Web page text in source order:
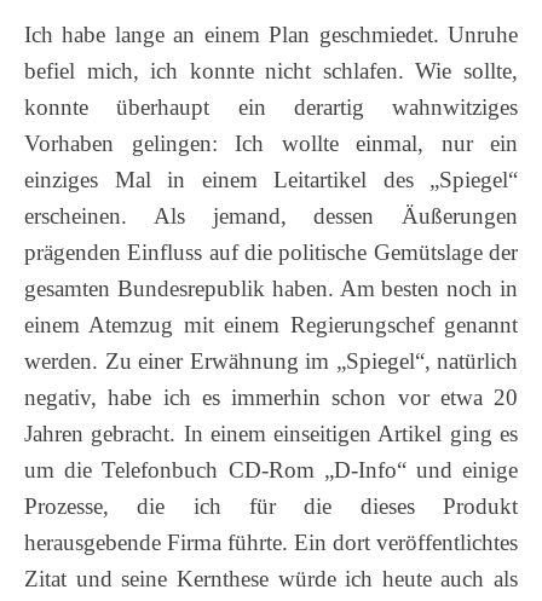
Ich habe lange an einem Plan geschmiedet. Unruhe
befiel mich, ich konnte nicht schlafen. Wie sollte,
konnte überhaupt ein derartig wahnwitziges
Vorhaben gelingen: Ich wollte einmal, nur ein
einziges Mal in einem Leitartikel des „Spiegel“
erscheinen. Als jemand, dessen Äußerungen
prägenden Einfluss auf die politische Gemütslage der
gesamten Bundesrepublik haben. Am besten noch in
einem Atemzug mit einem Regierungschef genannt
werden. Zu einer Erwähnung im „Spiegel“, natürlich
negativ, habe ich es immerhin schon vor etwa 20
Jahren gebracht. In einem einseitigen Artikel ging es
um die Telefonbuch CD-Rom „D-Info“ und einige
Prozesse, die ich für die dieses Produkt
herausgebende Firma führte. Ein dort veröffentlichtes
Zitat und seine Kernthese würde ich heute auch als